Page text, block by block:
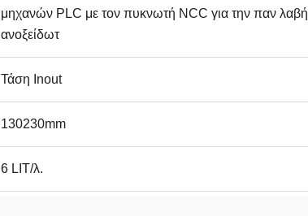
μηχανών PLC με τον πυκνωτή NCC για την παν λαβή
ανοξείδωτ
Τάση Inout
130230mm
6 LIT/λ.